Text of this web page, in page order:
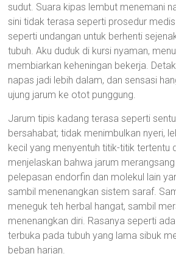
sudut. Suara kipas lembut menemani
sini tidak terasa seperti prosedur
seperti undangan untuk berhenti
tubuh. Aku duduk di kursi nyaman,
membiarkan keheningan bekerja.
napas jadi lebih dalam, dan sensasi
ujung jarum ke otot punggung.
Jarum tipis kadang terasa seperti
bersahabat; tidak menimbulkan nyeri,
kecil yang menyentuh titik-titik tertentu
menjelaskan bahwa jarum
pelepasan endorfin dan molekul lain
sambil menenangkan sistem saraf.
meneguk teh herbal hangat, sambil
menenangkan diri. Rasanya seperti
terbuka pada tubuh yang lama sibuk
beban harian.